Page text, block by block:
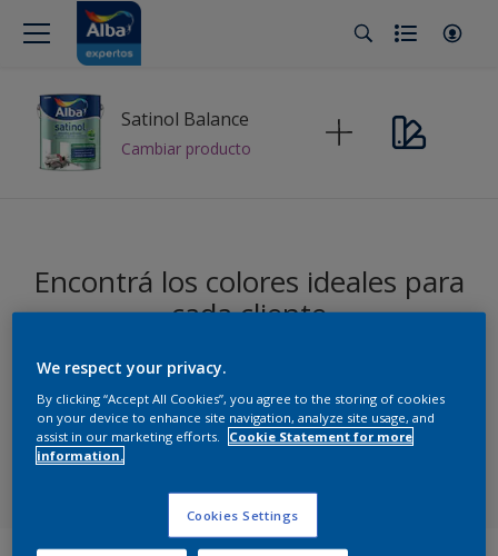
Satinol Balance
Cambiar producto
Encontrá los colores ideales para
cada cliente
Alba
La selección del experto 2019
La selección del experto 2018
We respect your privacy.
By clicking “Accept All Cookies”, you agree to the storing of cookies
on your device to enhance site navigation, analyze site usage, and
assist in our marketing efforts.
Cookie Statement for more
information.
Cookies Settings